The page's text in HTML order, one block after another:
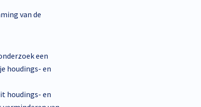
van de
een
houdings- en
houdings- en